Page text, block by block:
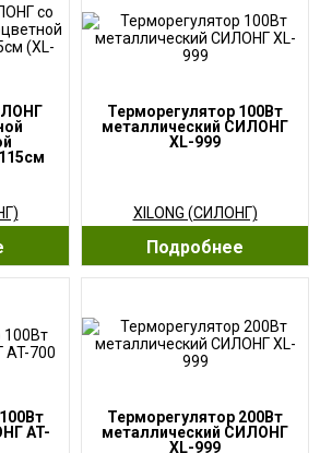
Терморегулятор 100Вт
металлический СИЛОНГ
XL-999
XILONG (СИЛОНГ)
Подробнее
AT-
Терморегулятор 200Вт
металлический СИЛОНГ
XL-999